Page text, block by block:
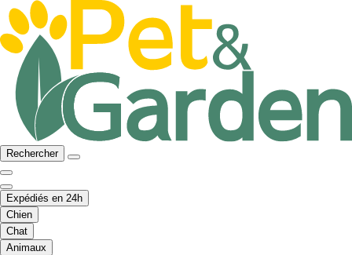
Rechercher
Expédiés en 24h
Chien
Chat
Animaux